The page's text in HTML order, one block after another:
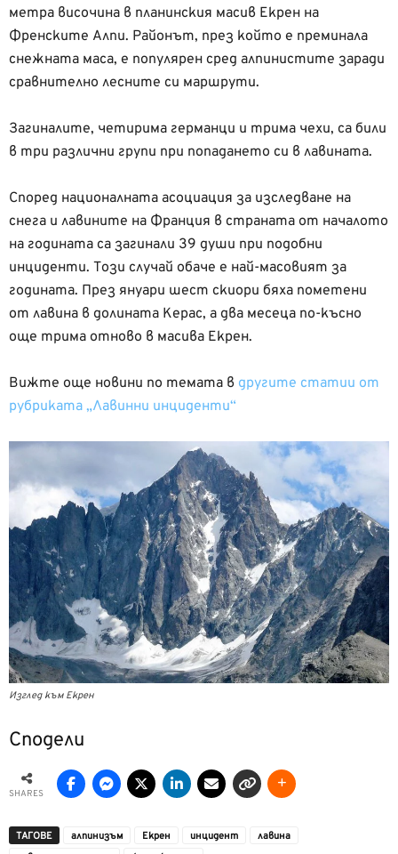
метра височина в планинския масив Екрен на
Френските Алпи. Районът, през който е преминала
снежната маса, е популярен сред алпинистите заради
сравнително лесните си маршрути.
Загиналите, четирима германци и трима чехи, са били
в три различни групи при попадането си в лавината.
Според националната асоциация за изследване на
снега и лавините на Франция в страната от началото
на годината са загинали 39 души при подобни
инциденти. Този случай обаче е най-масовият за
годината. През януари шест скиори бяха пометени
от лавина в долината Керас, а два месеца по-късно
още трима отново в масива Екрен.
Вижте още новини по темата в другите статии от
рубриката „Лавинни инциденти“
Изглед към Екрен
Сподели
SHARES
ТАГОВЕ алпинизъм Екрен инцидент
лавина